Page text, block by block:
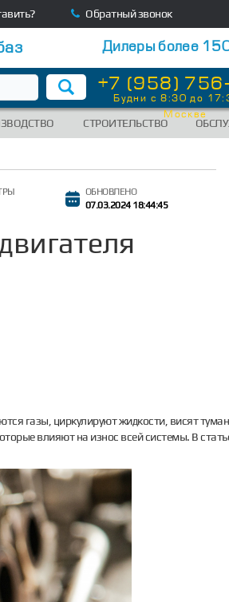
Обратный звонок
Дилеры более
+7 (958)
Будни с 8:30 до
Москве
СТРОИТЕЛЬСТВО
ОБНОВЛЕНО
07.03.2024 18:44:45
газы, циркулируют жидкости, висят
влияют на износ всей системы. В